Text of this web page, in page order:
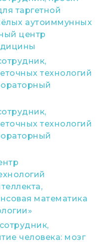
таргетной
аутоиммунных
центр
технологий
технологий
математика
человека: мозг